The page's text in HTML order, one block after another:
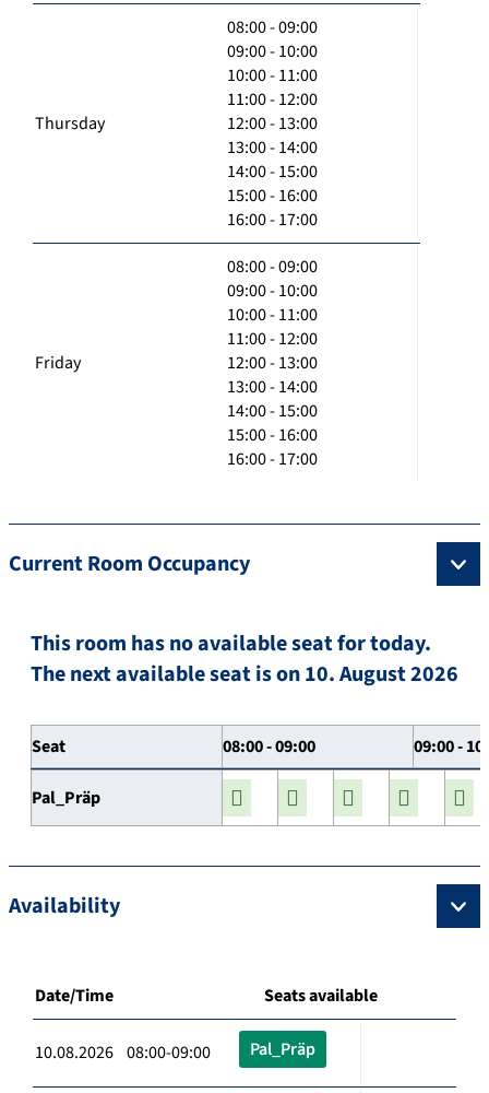
Thursday
08:00 - 09:00
09:00 - 10:00
10:00 - 11:00
11:00 - 12:00
12:00 - 13:00
13:00 - 14:00
14:00 - 15:00
15:00 - 16:00
16:00 - 17:00
Friday
08:00 - 09:00
09:00 - 10:00
10:00 - 11:00
11:00 - 12:00
12:00 - 13:00
13:00 - 14:00
14:00 - 15:00
15:00 - 16:00
16:00 - 17:00
Current Room Occupancy
This room has no available seat for today.
The next available seat is on 10. August 2026
Seat 08:00 - 09:00 09:00 -
Pal_Präp
Availability
Date/Time Seats available
10.08.2026 08:00-09:00 Pal_Präp